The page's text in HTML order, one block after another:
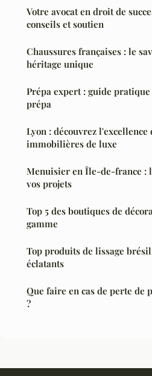
Votre avocat en droit de
conseils et soutien
Chaussures françaises : le
héritage unique
Prépa expert : guide
prépa
Lyon : découvrez l'excellence
immobilières de luxe
Menuisier en Île-de-france :
vos projets
Top 5 des boutiques de
gamme
Top produits de lissage
éclatants
Que faire en cas de perte de
?